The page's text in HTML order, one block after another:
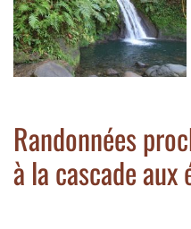
Randonnées
à la cascade aux